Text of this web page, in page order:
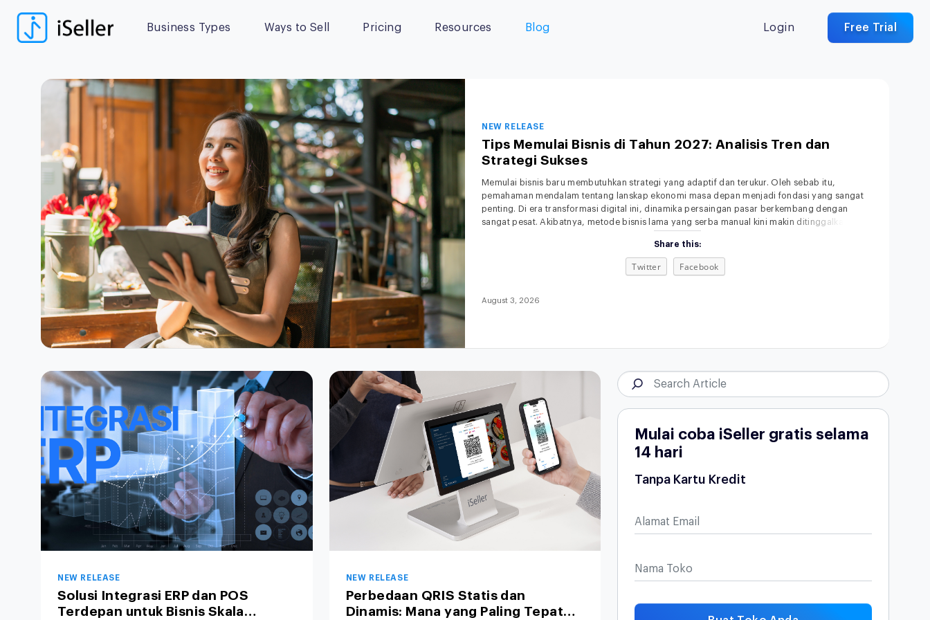
Business Types Ways to Sell Pricing Resources Blog Login Free Trial
NEW RELEASE
Tips Memulai Bisnis di Tahun 2027: Analisis Tren dan
Strategi Sukses
Memulai bisnis baru membutuhkan strategi yang adaptif dan terukur. Oleh sebab itu,
pemahaman mendalam tentang lanskap ekonomi masa depan menjadi fondasi yang sangat
penting. Di era transformasi digital ini, dinamika persaingan pasar berkembang dengan
sangat pesat. Akibatnya, metode bisnis lama yang serba manual kini makin ditinggalkan.
Share this:
Twitter Facebook
August 3, 2026
NEW RELEASE
Solusi Integrasi ERP dan POS
Terdepan untuk Bisnis Skala
NEW RELEASE
Perbedaan QRIS Statis dan
Dinamis: Mana yang Paling Tepat
Mulai coba iSeller gratis selama
14 hari
Tanpa Kartu Kredit
Alamat Email
Nama Toko